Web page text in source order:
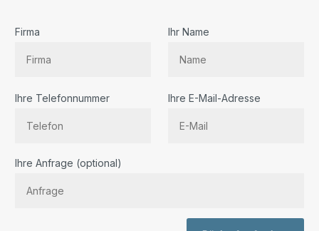
Firma Ihr Name
Ihre Telefonnummer Ihre E-Mail-Adresse
Ihre Anfrage (optional)